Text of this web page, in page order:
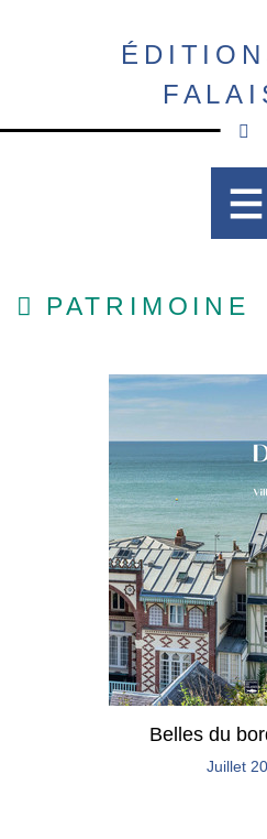
PATRIMOINE
Belles du
Juillet